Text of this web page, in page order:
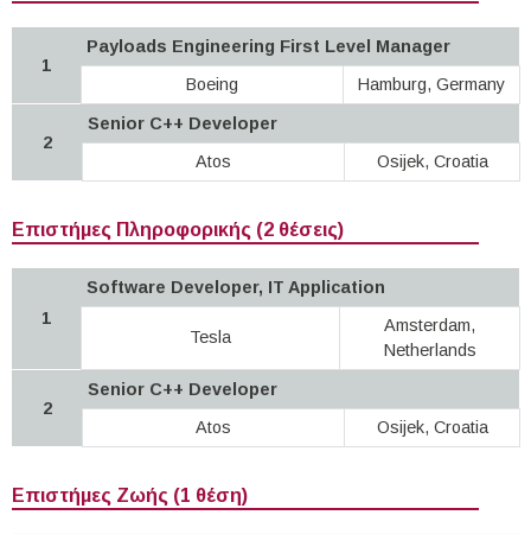
1
Payloads Engineering First Level Manager
Boeing
Hamburg, Germany
2
Senior C++ Developer
Atos
Osijek, Croatia
Επιστήμες Πληροφορικής (2 θέσεις)
1
Software Developer, IT Application
Tesla
Amsterdam,
Netherlands
2
Senior C++ Developer
Atos
Osijek, Croatia
Επιστήμες Ζωής (1 θέση)